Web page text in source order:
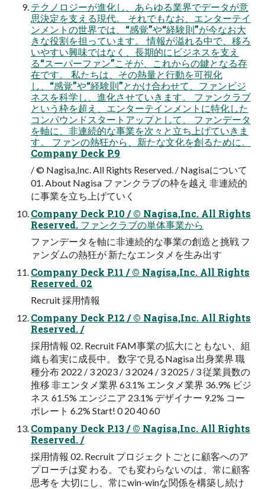
テクノロジーが進化し、あらゆる業界でデータが意
思決定を支える現代。 それでもなお、エンターテイ
ンメントの世界では、“感覚”や“経験則”が今なお大
きな役割を担っています。 情報が溢れる中で、移ろ
いやすい興味ではなく、長期的にビジネスを支え
る“スーパーファン”こそが、これからの鍵となる存
在です。 私たちは、その熱量と行動を可視化
し、“感覚”や“経験則”とかけ合わせて、ファンビジ
ネスを科学し、進化させていきます。 ファンクラブ
という枠を超え、エンターテインメントに特化した
コンパウンドスタートアップとして、 ファンデータ
を軸に、非連続的な事業を次々と立ち上げていきま
す。 ファンの熱狂から、新たな文化を創るために。
Company Deck P.9
/ © Nagisa,Inc. All Rights Reserved. / Nagisaについて
01. About Nagisa ファンクラブの枠を越え 非連続的
に事業を立ち上げていく
Company Deck P.10 / © Nagisa,Inc. All Rights
Reserved. ファンクラブの単体事業から
ファンデータを軸に非連続的な事業の創造と挑戦 フ
ァンダムの熱狂が 新たなエンタメを生み出す
Company Deck P.11 / © Nagisa,Inc. All Rights
Reserved. 02
Recruit 採用情報
Company Deck P.12 / © Nagisa,Inc. All Rights
Reserved. /
採用情報 02. Recruit FAM事業の拡大にともない、組
織も着実に成長中。 数字で見るNagisa 出身業界 職
種分布 2022 / 3 2023 / 3 2024 / 3 2025 / 3 従業員数の
推移 非エンタメ業界 63.1% エンタメ業界 36.9% ビジ
ネス 61.5% エンジニア 23.1% デザイナー 9.2% コー
ポレート 6.2% Start! 0 20 40 60
Company Deck P.13 / © Nagisa,Inc. All Rights
Reserved. /
採用情報 02. Recruit プロジェクトごとに顧客へのア
プローチは変 わる。でも変わらないのは、常に顧客
思考を 大切にし、常にwin-winな関係を構築し続け